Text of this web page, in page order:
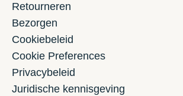
Retourneren
Bezorgen
Cookiebeleid
Cookie Preferences
Privacybeleid
Juridische kennisgeving